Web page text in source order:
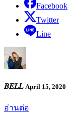
Facebook
Twitter
Line
𝐵𝐸𝐿𝐿 April 15, 2020
อ่านต่อ